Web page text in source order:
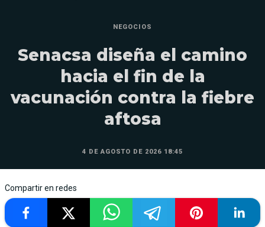
NEGOCIOS
Senacsa diseña el camino
hacia el fin de la
vacunación contra la fiebre
aftosa
4 DE AGOSTO DE 2026 18:45
Compartir en redes